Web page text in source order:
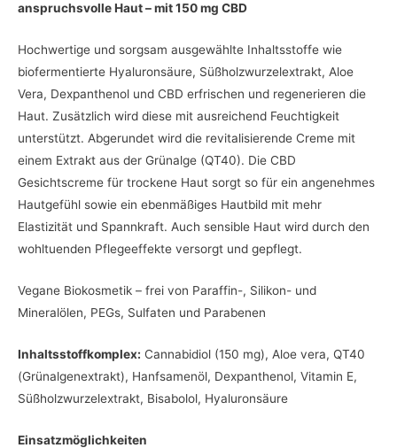
anspruchsvolle Haut – mit 150 mg CBD
Hochwertige und sorgsam ausgewählte Inhaltsstoffe wie
biofermentierte Hyaluronsäure, Süßholzwurzelextrakt, Aloe
Vera, Dexpanthenol und CBD erfrischen und regenerieren die
Haut. Zusätzlich wird diese mit ausreichend Feuchtigkeit
unterstützt. Abgerundet wird die revitalisierende Creme mit
einem Extrakt aus der Grünalge (QT40). Die CBD
Gesichtscreme für trockene Haut sorgt so für ein angenehmes
Hautgefühl sowie ein ebenmäßiges Hautbild mit mehr
Elastizität und Spannkraft. Auch sensible Haut wird durch den
wohltuenden Pflegeeffekte versorgt und gepflegt.
Vegane Biokosmetik – frei von Paraffin-, Silikon- und
Mineralölen, PEGs, Sulfaten und Parabenen
Inhaltsstoffkomplex: Cannabidiol (150 mg), Aloe vera, QT40
(Grünalgenextrakt), Hanfsamenöl, Dexpanthenol, Vitamin E,
Süßholzwurzelextrakt, Bisabolol, Hyaluronsäure
Einsatzmöglichkeiten